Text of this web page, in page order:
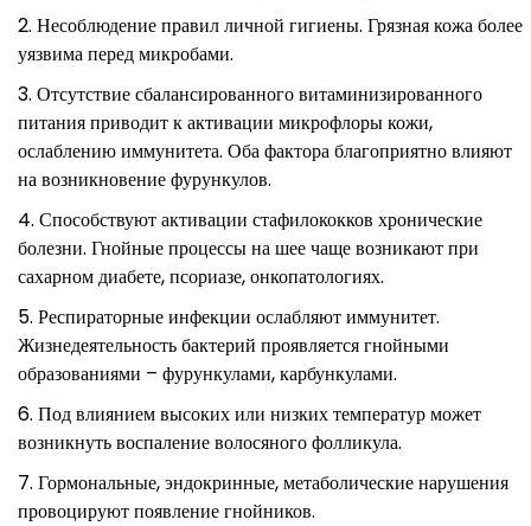
Несоблюдение правил личной гигиены. Грязная кожа более
уязвима перед микробами.
Отсутствие сбалансированного витаминизированного
питания приводит к активации микрофлоры кожи,
ослаблению иммунитета. Оба фактора благоприятно влияют
на возникновение фурункулов.
Способствуют активации стафилококков хронические
болезни. Гнойные процессы на шее чаще возникают при
сахарном диабете, псориазе, онкопатологиях.
Респираторные инфекции ослабляют иммунитет.
Жизнедеятельность бактерий проявляется гнойными
образованиями – фурункулами, карбункулами.
Под влиянием высоких или низких температур может
возникнуть воспаление волосяного фолликула.
Гормональные, эндокринные, метаболические нарушения
провоцируют появление гнойников.